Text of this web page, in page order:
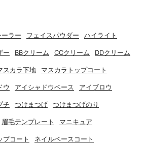
ーラー フェイスパウダー ハイライト
ー BBクリーム CCクリーム DDクリーム
スカラ下地 マスカラトップコート
ウ アイシャドウベース アイブロウ
チ つけまつげ つけまつげのり
眉毛テンプレート マニキュア
プコート ネイルベースコート